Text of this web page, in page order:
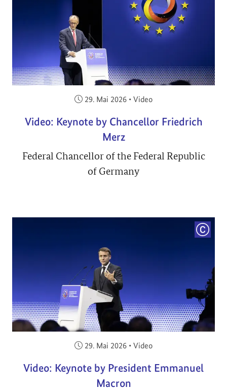
Veröffentlicht am:
29. Mai 2026 • Video
Video: Keynote by Chancellor Friedrich
Merz
Federal Chancellor of the Federal Republic
of Germany
Veröffentlicht am:
29. Mai 2026 • Video
Video: Keynote by President Emmanuel
Macron